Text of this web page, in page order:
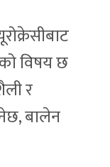
विषय छ
र
बालेन